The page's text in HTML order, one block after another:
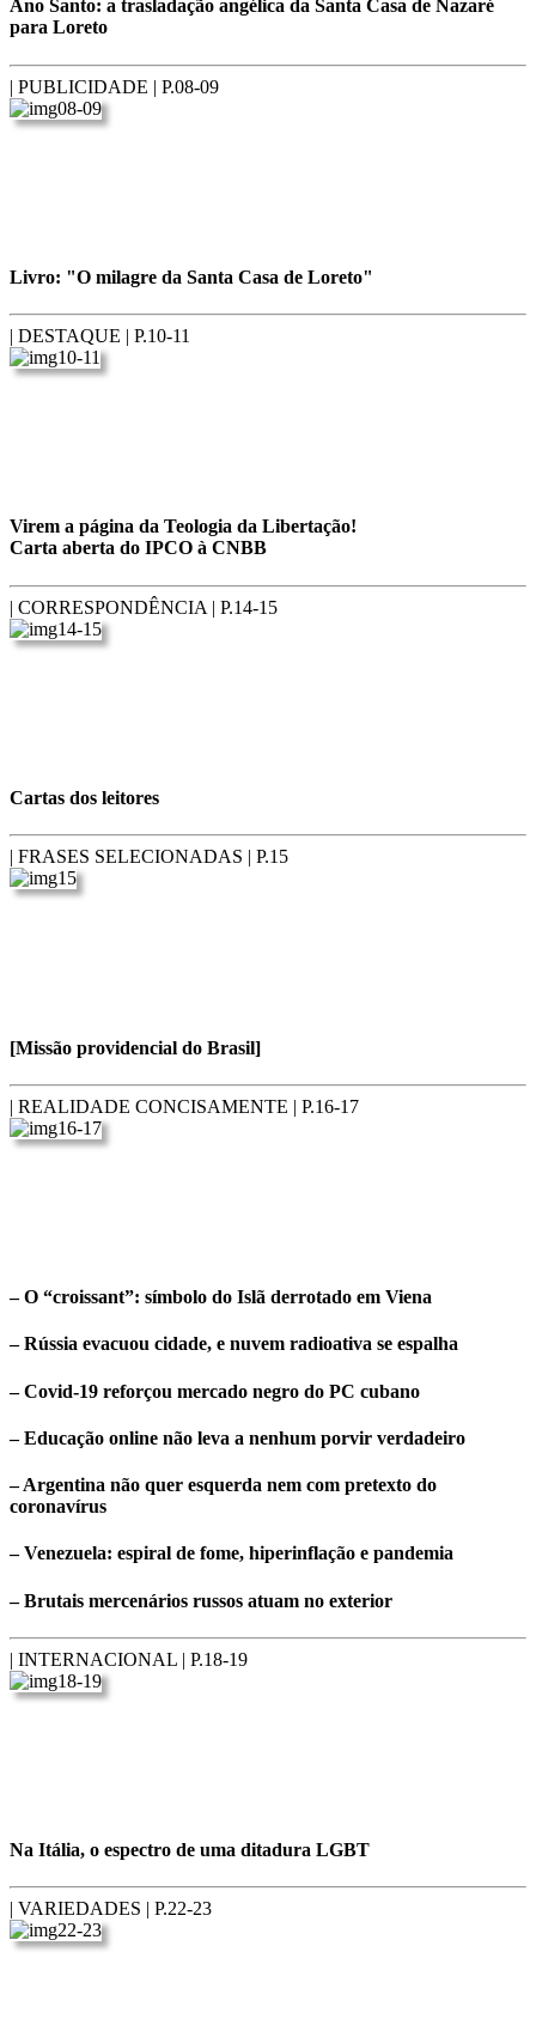
Ano Santo: a trasladação angélica da Santa Casa de Nazaré
para Loreto
| PUBLICIDADE | P.08-09
Livro: "O milagre da Santa Casa de Loreto"
| DESTAQUE | P.10-11
Virem a página da Teologia da Libertação!
Carta aberta do IPCO à CNBB
| CORRESPONDÊNCIA | P.14-15
Cartas dos leitores
| FRASES SELECIONADAS | P.15
[Missão providencial do Brasil]
| REALIDADE CONCISAMENTE | P.16-17
– O “croissant”: símbolo do Islã derrotado em Viena
– Rússia evacuou cidade, e nuvem radioativa se espalha
– Covid-19 reforçou mercado negro do PC cubano
– Educação online não leva a nenhum porvir verdadeiro
– Argentina não quer esquerda nem com pretexto do
coronavírus
– Venezuela: espiral de fome, hiperinflação e pandemia
– Brutais mercenários russos atuam no exterior
| INTERNACIONAL | P.18-19
Na Itália, o espectro de uma ditadura LGBT
| VARIEDADES | P.22-23